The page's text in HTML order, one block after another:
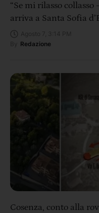
“Se mi rilasso
arriva a Santa Sofia
Redazione
Cosenza, conto alla